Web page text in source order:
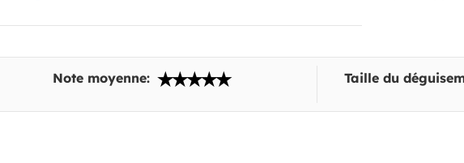
Note moyenne: Taille du